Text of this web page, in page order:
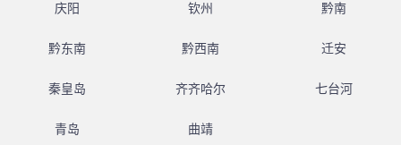
庆阳 钦州 黔南
黔东南 黔西南 迁安
秦皇岛 齐齐哈尔 七台河
青岛 曲靖